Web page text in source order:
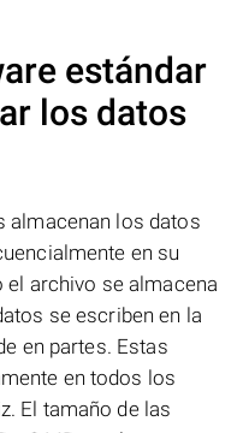
estándar
los datos
almacenan los datos
en su
archivo se almacena
se escriben en la
en partes. Estas
en todos los
El tamaño de las